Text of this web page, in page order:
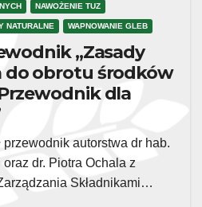
NAWOŻENIE TUZ
NATURALNE WAPNOWANIE GLEB
„Zasady
do obrotu środków
dla
przewodnik autorstwa dr hab.
dr. Piotra Ochala z
Składnikami…